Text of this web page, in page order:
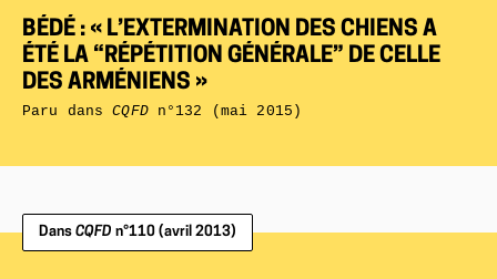
BÉDÉ : « L’EXTERMINATION DES CHIENS A
ÉTÉ LA “RÉPÉTITION GÉNÉRALE” DE CELLE
DES ARMÉNIENS »
Paru dansCQFDn°132 (mai 2015)
Dans CQFD n°110 (avril 2013)